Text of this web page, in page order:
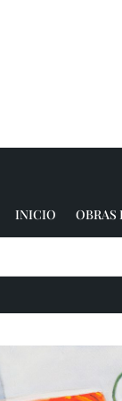
INICIO OBRAS